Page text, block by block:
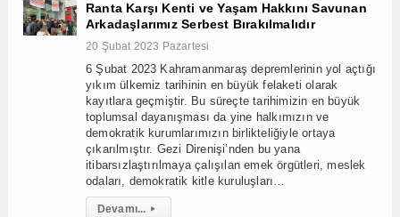
Ranta Karşı Kenti ve Yaşam Hakkını Savunan
Arkadaşlarımız Serbest Bırakılmalıdır
20 Şubat 2023 Pazartesi
6 Şubat 2023 Kahramanmaraş depremlerinin yol açtığı
yıkım ülkemiz tarihinin en büyük felaketi olarak
kayıtlara geçmiştir. Bu süreçte tarihimizin en büyük
toplumsal dayanışması da yine halkımızın ve
demokratik kurumlarımızın birlikteliğiyle ortaya
çıkarılmıştır. Gezi Direnişi’nden bu yana
itibarsızlaştırılmaya çalışılan emek örgütleri, meslek
odaları, demokratik kitle kuruluşları…
Devamı... ▸